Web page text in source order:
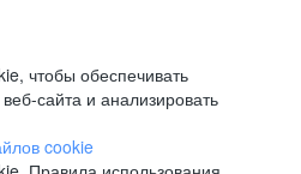
чтобы обеспечивать
сайта и анализировать
cookie